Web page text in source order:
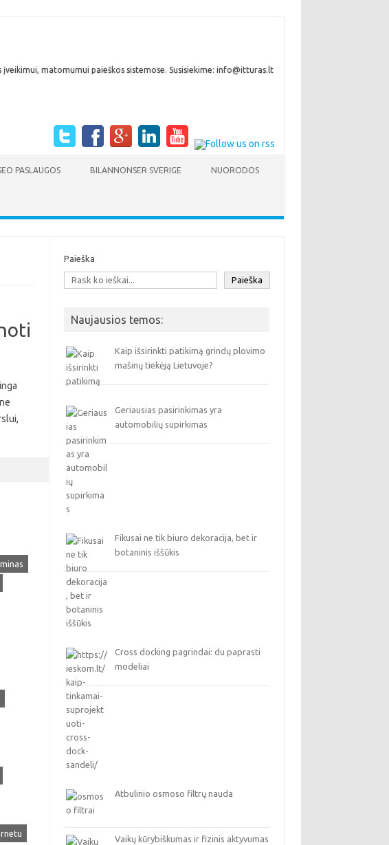
matomumui paieškos sistemose. Susisiekime: info@itturas.lt
PASLAUGOS BILANNONSER SVERIGE NUORODOS
Paieška
Paieška
Naujausios temos:
Kaip išsirinkti patikimą grindų plovimo
mašinų tiekėją Lietuvoje?
Geriausias pasirinkimas yra
automobilių supirkimas
Fikusai ne tik biuro dekoracija, bet ir
botaninis iššūkis
Cross docking pagrindai: du paprasti
modeliai
Atbulinio osmoso filtrų nauda
Vaikų kūrybiškumas ir fizinis aktyvumas